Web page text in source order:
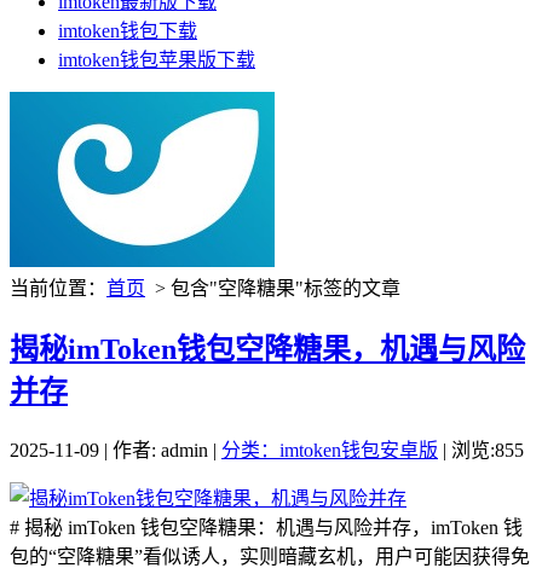
imtoken钱包下载
imtoken钱包苹果版下载
当前位置： 首页 > 包含"空降糖果"标签的文章
揭秘imToken钱包空降糖果，机遇与风险
并存
2025-11-09 | 作者: admin | 分类：imtoken钱包安卓版 | 浏览:855
# 揭秘 imToken 钱包空降糖果：机遇与风险并存，imToken 钱
包的“空降糖果”看似诱人，实则暗藏玄机，用户可能因获得免